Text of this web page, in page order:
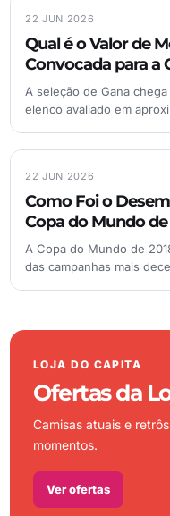
22 JUN 2026
Qual é o Valor de
Convocada para a
A seleção de Gana
elenco avaliado em
22 JUN 2026
Como Foi o
Copa do Mundo de
A Copa do Mundo de
das campanhas mais
LOJA DO CAPITA
Ofertas da
Camisas atuais e
momentos.
Ver ofertas